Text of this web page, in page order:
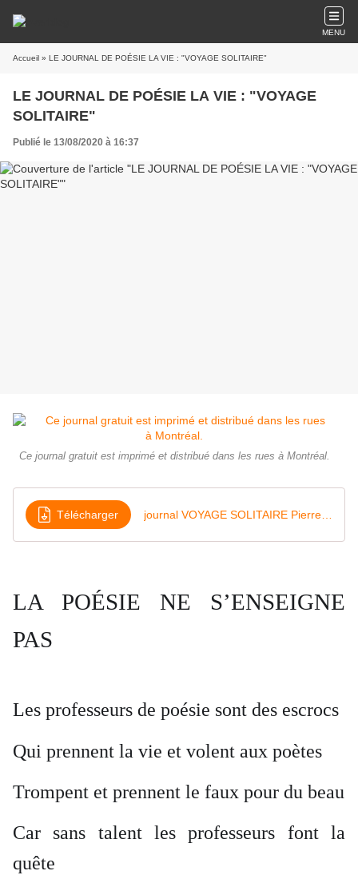
MENU
Accueil » LE JOURNAL DE POÉSIE LA VIE : "VOYAGE SOLITAIRE"
LE JOURNAL DE POÉSIE LA VIE : "VOYAGE
SOLITAIRE"
Publié le 13/08/2020 à 16:37
Ce journal gratuit est imprimé et distribué dans les rues à Montréal.
Télécharger
LA POÉSIE NE S’ENSEIGNE
PAS
Les professeurs de poésie sont des escrocs
Qui prennent la vie et volent aux poètes
Trompent et prennent le faux pour du beau
Car sans talent les professeurs font la
quête